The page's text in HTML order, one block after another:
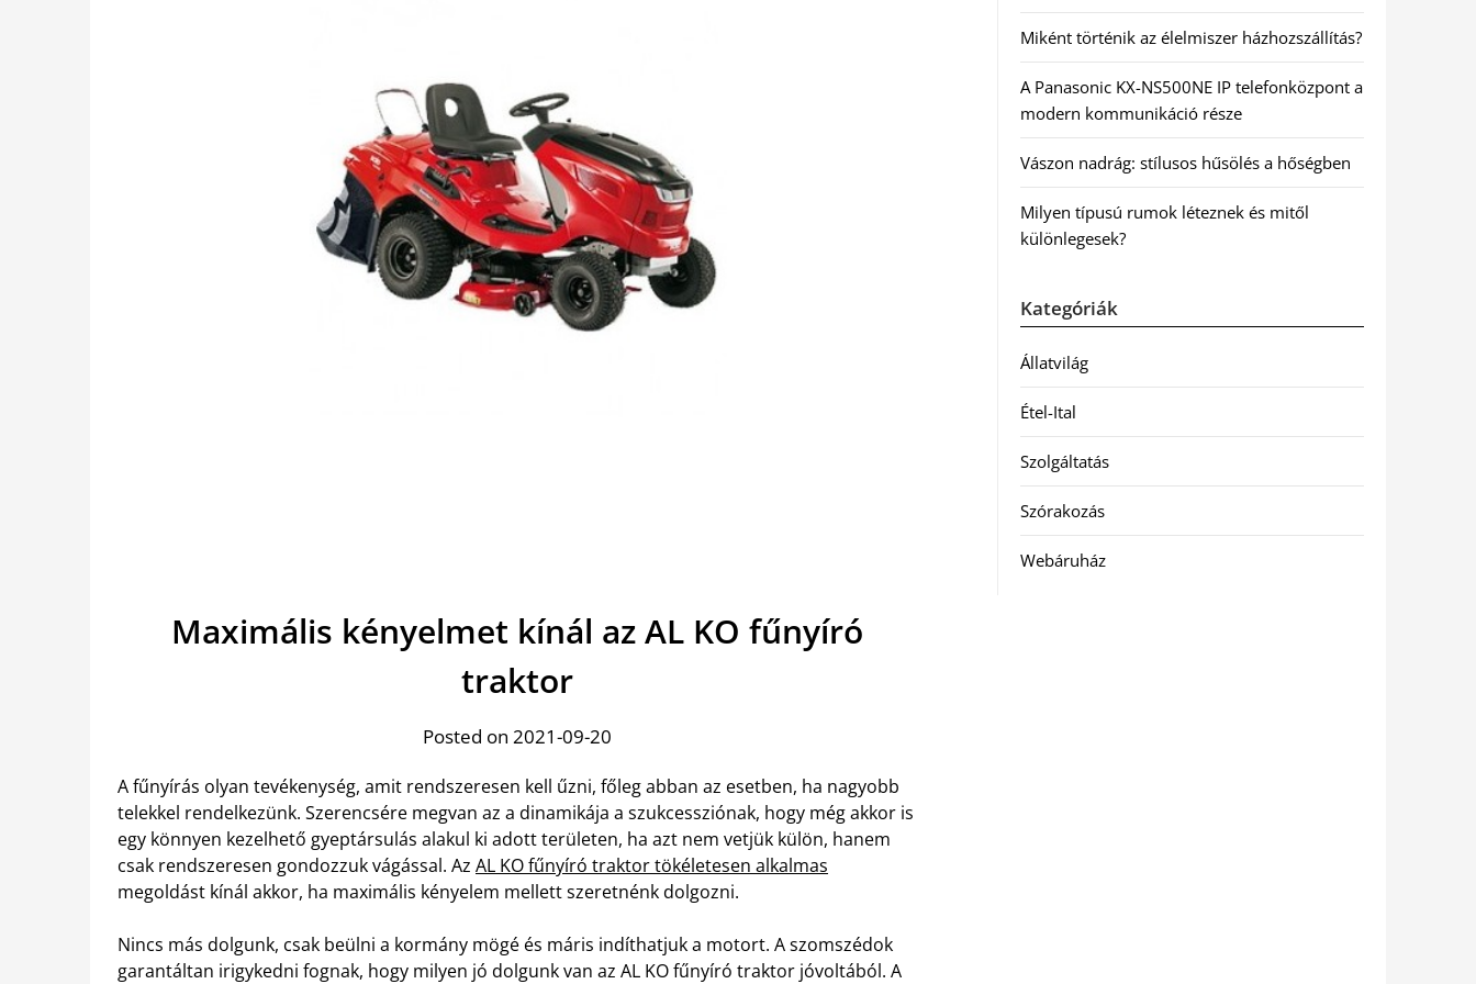
Maximális kényelmet kínál az AL KO fűnyíró
traktor
Posted on 2021-09-20
A fűnyírás olyan tevékenység, amit rendszeresen kell űzni, főleg abban az esetben, ha nagyobb
telekkel rendelkezünk. Szerencsére megvan az a dinamikája a szukcessziónak, hogy még akkor is
egy könnyen kezelhető gyeptársulás alakul ki adott területen, ha azt nem vetjük külön, hanem
csak rendszeresen gondozzuk vágással. Az AL KO fűnyíró traktor tökéletesen alkalmas
megoldást kínál akkor, ha maximális kényelem mellett szeretnénk dolgozni.
Nincs más dolgunk, csak beülni a kormány mögé és máris indíthatjuk a motort. A szomszédok
garantáltan irigykedni fognak, hogy milyen jó dolgunk van az AL KO fűnyíró traktor jóvoltából. A
Miként történik az élelmiszer házhozszállítás?
A Panasonic KX-NS500NE IP telefonközpont a
modern kommunikáció része
Vászon nadrág: stílusos hűsölés a hőségben
Milyen típusú rumok léteznek és mitől
különlegesek?
Kategóriák
Állatvilág
Étel-Ital
Szolgáltatás
Szórakozás
Webáruház